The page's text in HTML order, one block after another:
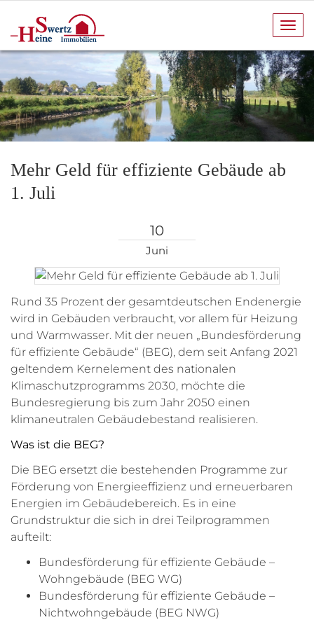
Mehr Geld für effiziente Gebäude ab
1. Juli
10
Juni
Rund 35 Prozent der gesamtdeutschen Endenergie
wird in Gebäuden verbraucht, vor allem für Heizung
und Warmwasser. Mit der neuen „Bundesförderung
für effiziente Gebäude“ (BEG), dem seit Anfang 2021
geltendem Kernelement des nationalen
Klimaschutzprogramms 2030, möchte die
Bundesregierung bis zum Jahr 2050 einen
klimaneutralen Gebäudebestand realisieren.
Was ist die BEG?
Die BEG ersetzt die bestehenden Programme zur
Förderung von Energieeffizienz und erneuerbaren
Energien im Gebäudebereich. Es in eine
Grundstruktur die sich in drei Teilprogrammen
aufteilt:
Bundesförderung für effiziente Gebäude –
Wohngebäude (BEG WG)
Bundesförderung für effiziente Gebäude –
Nichtwohngebäude (BEG NWG)